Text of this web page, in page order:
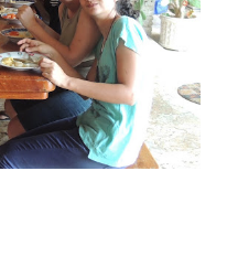
conseguir evangelizar a
povo tem sede de
nos lançar! Num
adorava meu Senhor,